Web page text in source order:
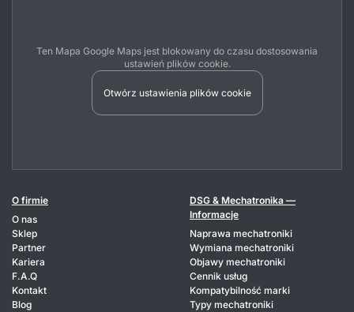
Ten Mapa Google Maps jest blokowany do czasu dostosowania
ustawień plików cookie.
Otwórz ustawienia plików cookie
O firmie
O nas
Sklep
Partner
Kariera
F.A.Q
Kontakt
Blog
DSG & Mechatronika —
Informacje
Naprawa mechatroniki
Wymiana mechatroniki
Objawy mechatroniki
Cennik usług
Kompatybilność marki
Typy mechatroniki